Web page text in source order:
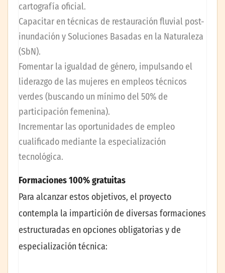
cartografía oficial.
Capacitar en técnicas de restauración fluvial post-
inundación y Soluciones Basadas en la Naturaleza
(SbN).
Fomentar la igualdad de género, impulsando el
liderazgo de las mujeres en empleos técnicos
verdes (buscando un mínimo del 50% de
participación femenina).
Incrementar las oportunidades de empleo
cualificado mediante la especialización
tecnológica.
Formaciones 100% gratuitas
Para alcanzar estos objetivos, el proyecto
contempla la impartición de diversas formaciones
estructuradas en opciones obligatorias y de
especialización técnica: